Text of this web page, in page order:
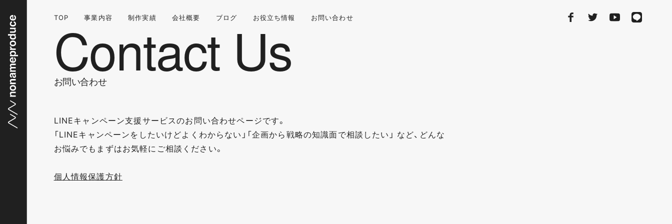
TOP 事業内容 制作実績 会社概要 ブログ お役立ち情報 お問い合わせ
お問い合わせ
LINEキャンペーン支援サービスのお問い合わせページです。
「LINEキャンペーンをしたいけどよくわからない」「企画から戦略の知識面で相談したい」 など、どんな
お悩みでもまずはお気軽にご相談ください。
個人情報保護方針